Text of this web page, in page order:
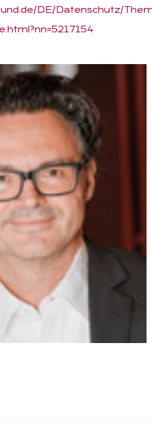
DE/Datenschutz/